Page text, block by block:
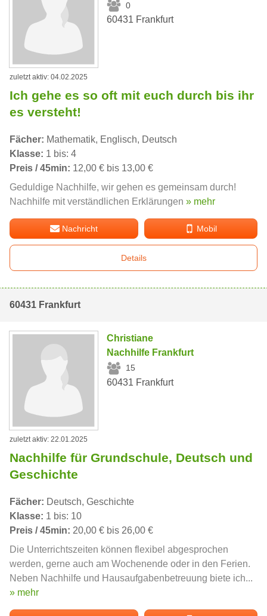
0
60431 Frankfurt
zuletzt aktiv: 04.02.2025
Ich gehe es so oft mit euch durch bis ihr
es versteht!
Fächer: Mathematik, Englisch, Deutsch
Klasse: 1 bis: 4
Preis / 45min: 12,00 € bis 13,00 €
Geduldige Nachhilfe, wir gehen es gemeinsam durch!
Nachhilfe mit verständlichen Erklärungen » mehr
Nachricht Mobil
Details
60431 Frankfurt
Christiane
Nachhilfe Frankfurt
15
60431 Frankfurt
zuletzt aktiv: 22.01.2025
Nachhilfe für Grundschule, Deutsch und
Geschichte
Fächer: Deutsch, Geschichte
Klasse: 1 bis: 10
Preis / 45min: 20,00 € bis 26,00 €
Die Unterrichtszeiten können flexibel abgesprochen
werden, gerne auch am Wochenende oder in den Ferien.
Neben Nachhilfe und Hausaufgabenbetreuung biete ich...
» mehr